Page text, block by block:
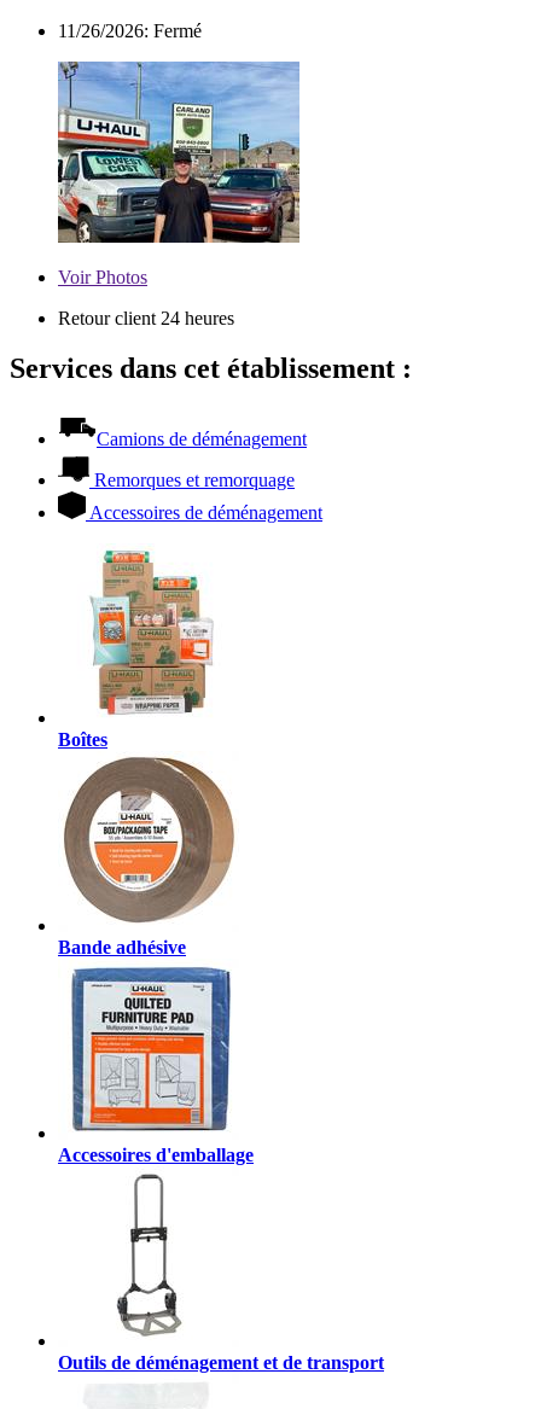
11/26/2026: Fermé
VoirPhotos
Retour client 24 heures
Services dans cet établissement :
Camions de déménagement
Remorques et remorquage
Accessoires de déménagement
Boîtes
Bande adhésive
Accessoires d'emballage
Outils de déménagement et de transport